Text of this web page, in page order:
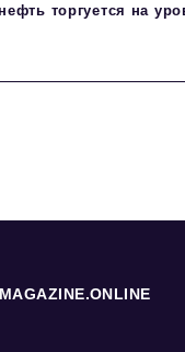
торгуется на